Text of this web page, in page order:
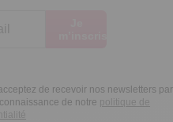
de recevoir nos newsletters par
de notre politique de